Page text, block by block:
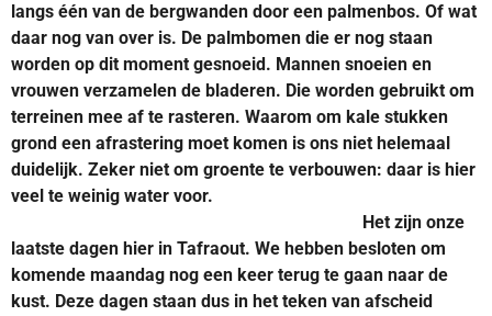
langs één van de bergwanden door een palmenbos. Of wat
daar nog van over is. De palmbomen die er nog staan
worden op dit moment gesnoeid. Mannen snoeien en
vrouwen verzamelen de bladeren. Die worden gebruikt om
terreinen mee af te rasteren. Waarom om kale stukken
grond een afrastering moet komen is ons niet helemaal
duidelijk. Zeker niet om groente te verbouwen: daar is hier
veel te weinig water voor.
Het zijn onze
laatste dagen hier in Tafraout. We hebben besloten om
komende maandag nog een keer terug te gaan naar de
kust. Deze dagen staan dus in het teken van afscheid